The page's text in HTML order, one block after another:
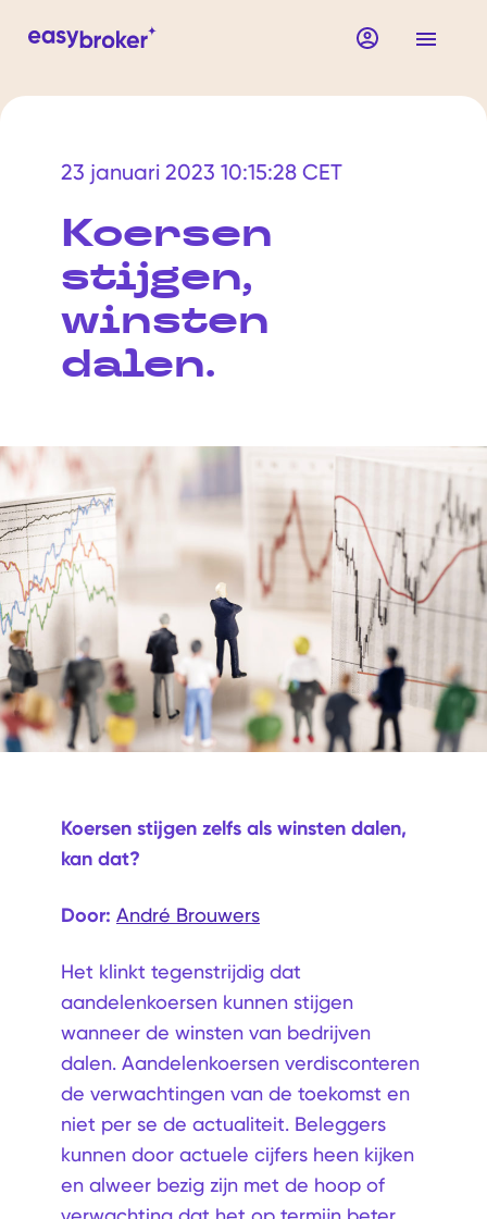
23 januari 2023 10:15:28 CET
Koersen
stijgen,
winsten
dalen.
Koersen stijgen zelfs als winsten dalen,
kan dat?
Door: André Brouwers
Het klinkt tegenstrijdig dat
aandelenkoersen kunnen stijgen
wanneer de winsten van bedrijven
dalen. Aandelenkoersen verdisconteren
de verwachtingen van de toekomst en
niet per se de actualiteit. Beleggers
kunnen door actuele cijfers heen kijken
en alweer bezig zijn met de hoop of